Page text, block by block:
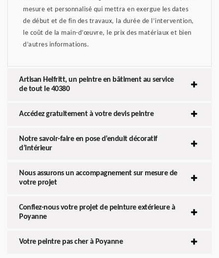
mesure et personnalisé qui mettra en exergue les dates
de début et de fin des travaux, la durée de l’intervention,
le coût de la main-d’œuvre, le prix des matériaux et bien
d’autres informations.
Artisan Helfritt, un peintre en bâtiment au service
de tout le 40380
Accédez gratuitement à votre devis peintre
Notre savoir-faire en pose d’enduit décoratif
d’intérieur
Nous assurons un accompagnement sur mesure de
votre projet
Confiez-nous votre projet de peinture extérieure à
Poyanne
Votre peintre pas cher à Poyanne